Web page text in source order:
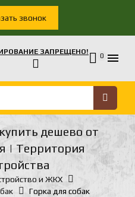
звонок
ЗАПРЕЩЕНО! 0 
дешево от
| Территория
и ЖКХ
Горка для собак